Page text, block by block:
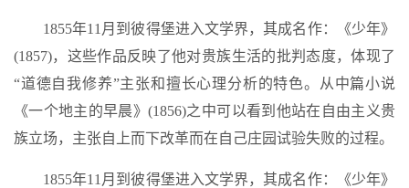
1855年11月到彼得堡进入文学界，其成名作：《少年》
(1857)，这些作品反映了他对贵族生活的批判态度，体现了
“道德自我修养”主张和擅长心理分析的特色。从中篇小说
《一个地主的早晨》(1856)之中可以看到他站在自由主义贵
族立场，主张自上而下改革而在自己庄园试验失败的过程。
1855年11月到彼得堡进入文学界，其成名作：《少年》